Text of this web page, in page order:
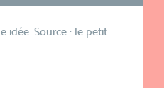
idée. Source : le petit